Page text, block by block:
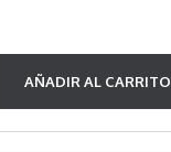
AÑADIR AL CARRITO